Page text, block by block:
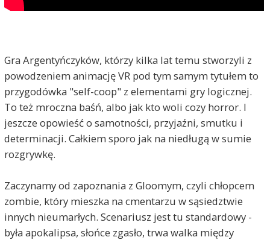
Gra Argentyńczyków, którzy kilka lat temu stworzyli z
powodzeniem animację VR pod tym samym tytułem to
przygodówka "self-coop" z elementami gry logicznej.
To też mroczna baśń, albo jak kto woli cozy horror. I
jeszcze opowieść o samotności, przyjaźni, smutku i
determinacji. Całkiem sporo jak na niedługą w sumie
rozgrywkę.
Zaczynamy od zapoznania z Gloomym, czyli chłopcem
zombie, który mieszka na cmentarzu w sąsiedztwie
innych nieumarłych. Scenariusz jest tu standardowy -
była apokalipsa, słońce zgasło, trwa walka między